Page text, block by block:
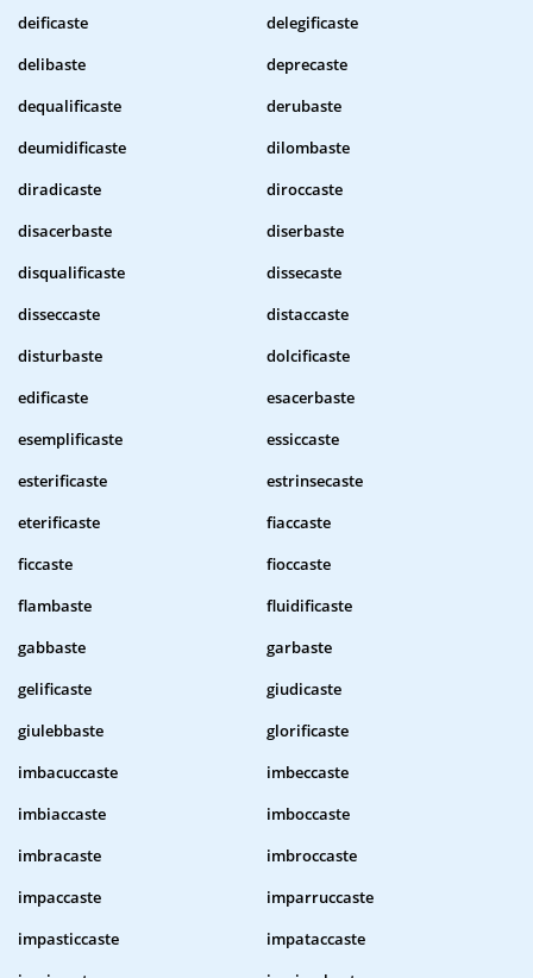
deificaste
delegificaste
delibaste
deprecaste
dequalificaste
derubaste
deumidificaste
dilombaste
diradicaste
diroccaste
disacerbaste
diserbaste
disqualificaste
dissecaste
disseccaste
distaccaste
disturbaste
dolcificaste
edificaste
esacerbaste
esemplificaste
essiccaste
esterificaste
estrinsecaste
eterificaste
fiaccaste
ficcaste
fioccaste
flambaste
fluidificaste
gabbaste
garbaste
gelificaste
giudicaste
giulebbaste
glorificaste
imbacuccaste
imbeccaste
imbiaccaste
imboccaste
imbracaste
imbroccaste
impaccaste
imparruccaste
impasticcaste
impataccaste